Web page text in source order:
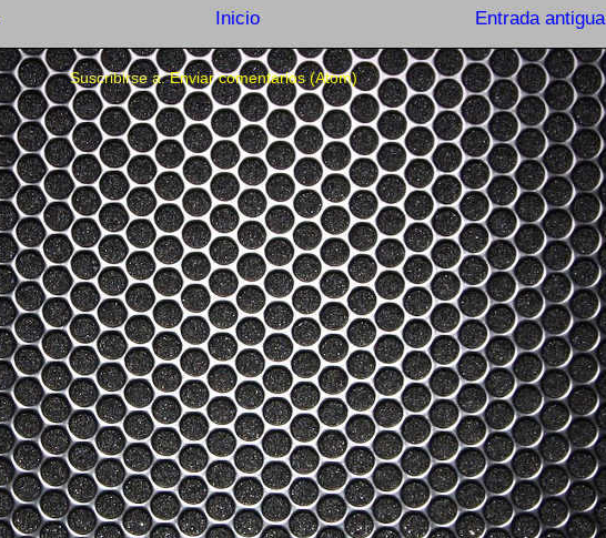
Entrada antigua
Inicio
Suscribirse a:Enviar comentarios (Atom)